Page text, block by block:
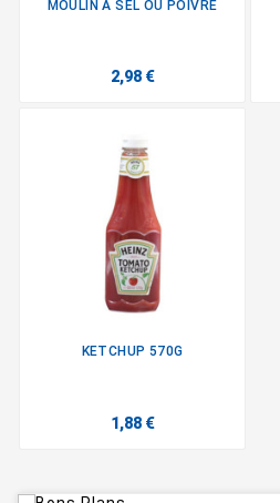
MOULIN A SEL OU POIVRE
2,98 €
KETCHUP 570G
1,88 €